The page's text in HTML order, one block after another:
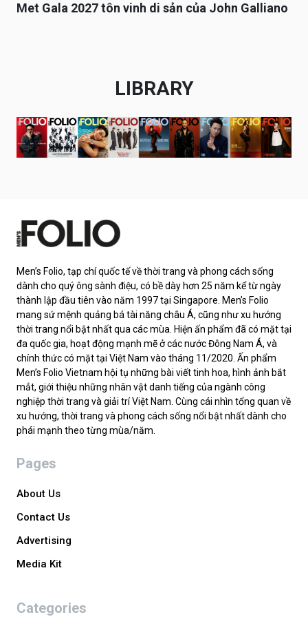
Met Gala 2027 tôn vinh di sản của John Galliano
LIBRARY
Men’s Folio, tạp chí quốc tế về thời trang và phong cách sống
dành cho quý ông sành điệu, có bề dày hơn 25 năm kể từ ngày
thành lập đầu tiên vào năm 1997 tại Singapore. Men’s Folio
mang sứ mệnh quảng bá tài năng châu Á, cũng như xu hướng
thời trang nổi bật nhất qua các mùa. Hiện ấn phẩm đã có mặt tại
đa quốc gia, hoạt động mạnh mẽ ở các nước Đông Nam Á, và
chính thức có mặt tại Việt Nam vào tháng 11/2020. Ấn phẩm
Men’s Folio Vietnam hội tụ những bài viết tinh hoa, hình ảnh bắt
mắt, giới thiệu những nhân vật danh tiếng của ngành công
nghiệp thời trang và giải trí Việt Nam. Cùng cái nhìn tổng quan về
xu hướng, thời trang và phong cách sống nổi bật nhất dành cho
phái mạnh theo từng mùa/năm.
Pages
About Us
Contact Us
Advertising
Media Kit
Categories